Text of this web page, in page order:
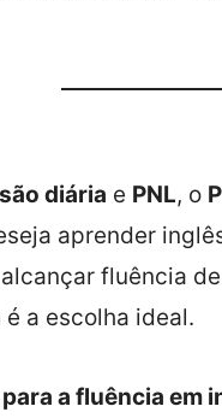
diária e PNL, o
aprender
fluência
é a escolha ideal.
a fluência em